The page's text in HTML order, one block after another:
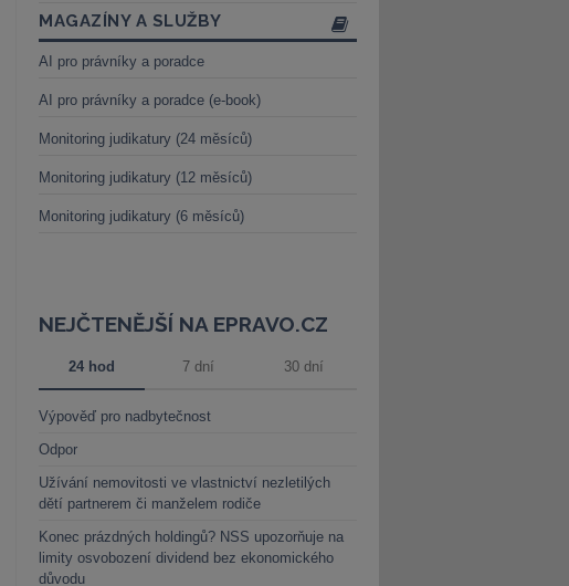
MAGAZÍNY A SLUŽBY
AI pro právníky a poradce
AI pro právníky a poradce (e-book)
Monitoring judikatury (24 měsíců)
Monitoring judikatury (12 měsíců)
Monitoring judikatury (6 měsíců)
NEJČTENĚJŠÍ NA EPRAVO.CZ
24 hod 7 dní 30 dní
Výpověď pro nadbytečnost
Odpor
Užívání nemovitosti ve vlastnictví nezletilých
dětí partnerem či manželem rodiče
Konec prázdných holdingů? NSS upozorňuje na
limity osvobození dividend bez ekonomického
důvodu